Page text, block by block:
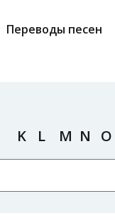
Переводы песен
K L M N O